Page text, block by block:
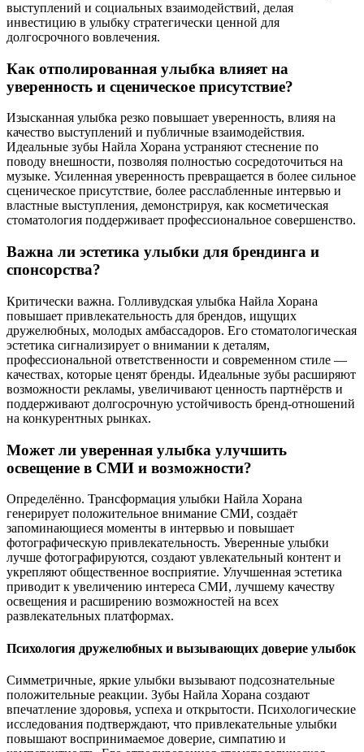
выступлений и социальных взаимодействий, делая
инвестицию в улыбку стратегически ценной для
долгосрочного вовлечения.
Как отполированная улыбка влияет на
уверенность и сценическое присутствие?
Изысканная улыбка резко повышает уверенность, влияя на
качество выступлений и публичные взаимодействия.
Идеальные зубы Найла Хорана устраняют стеснение по
поводу внешности, позволяя полностью сосредоточиться на
музыке. Усиленная уверенность превращается в более сильное
сценическое присутствие, более расслабленные интервью и
властные выступления, демонстрируя, как косметическая
стоматология поддерживает профессиональное совершенство.
Важна ли эстетика улыбки для брендинга и
спонсорства?
Критически важна. Голливудская улыбка Найла Хорана
повышает привлекательность для брендов, ищущих
дружелюбных, молодых амбассадоров. Его стоматологическая
эстетика сигнализирует о внимании к деталям,
профессиональной ответственности и современном стиле —
качествах, которые ценят бренды. Идеальные зубы расширяют
возможности рекламы, увеличивают ценность партнёрств и
поддерживают долгосрочную устойчивость бренд-отношений
на конкурентных рынках.
Может ли уверенная улыбка улучшить
освещение в СМИ и возможности?
Определённо. Трансформация улыбки Найла Хорана
генерирует положительное внимание СМИ, создаёт
запоминающиеся моменты в интервью и повышает
фотографическую привлекательность. Уверенные улыбки
лучше фотографируются, создают увлекательный контент и
укрепляют общественное восприятие. Улучшенная эстетика
приводит к увеличению интереса СМИ, лучшему качеству
освещения и расширению возможностей на всех
развлекательных платформах.
Психология дружелюбных и вызывающих доверие улыбок
Симметричные, яркие улыбки вызывают подсознательные
положительные реакции. Зубы Найла Хорана создают
впечатление здоровья, успеха и открытости. Психологические
исследования подтверждают, что привлекательные улыбки
повышают воспринимаемое доверие, симпатию и